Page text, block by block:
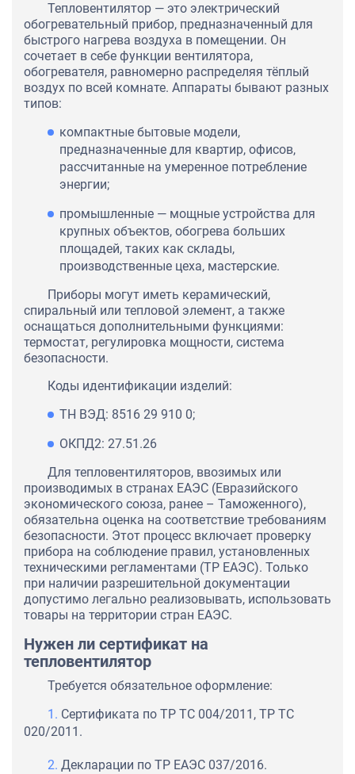
Тепловентилятор — это электрический
обогревательный прибор, предназначенный для
быстрого нагрева воздуха в помещении. Он
сочетает в себе функции вентилятора,
обогревателя, равномерно распределяя тёплый
воздух по всей комнате. Аппараты бывают разных
типов:
компактные бытовые модели,
предназначенные для квартир, офисов,
рассчитанные на умеренное потребление
энергии;
промышленные — мощные устройства для
крупных объектов, обогрева больших
площадей, таких как склады,
производственные цеха, мастерские.
Приборы могут иметь керамический,
спиральный или тепловой элемент, а также
оснащаться дополнительными функциями:
термостат, регулировка мощности, система
безопасности.
Коды идентификации изделий:
ТН ВЭД: 8516 29 910 0;
ОКПД2: 27.51.26
Для тепловентиляторов, ввозимых или
производимых в странах ЕАЭС (Евразийского
экономического союза, ранее – Таможенного),
обязательна оценка на соответствие требованиям
безопасности. Этот процесс включает проверку
прибора на соблюдение правил, установленных
техническими регламентами (ТР ЕАЭС). Только
при наличии разрешительной документации
допустимо легально реализовывать, использовать
товары на территории стран ЕАЭС.
Нужен ли сертификат на
тепловентилятор
Требуется обязательное оформление:
Сертификата по ТР ТС 004/2011, ТР ТС
020/2011.
Декларации по ТР ЕАЭС 037/2016.